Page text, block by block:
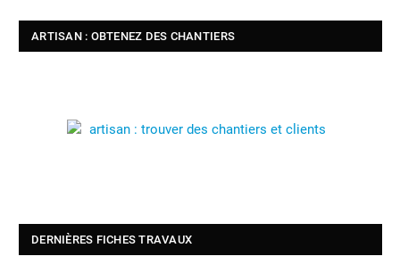
ARTISAN : OBTENEZ DES CHANTIERS
DERNIÈRES FICHES TRAVAUX